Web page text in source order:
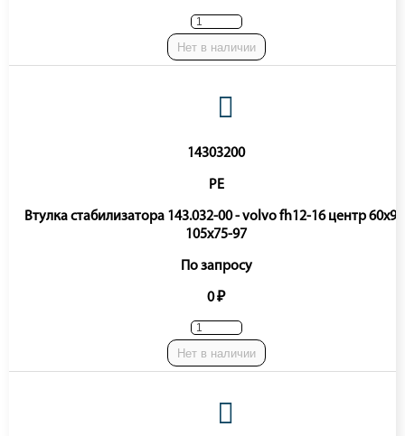
Нет в наличии
14303200
PE
Втулка стабилизатора 143.032-00 - volvo fh12-16 центр
105x75-97
По запросу
0 ₽
Нет в наличии